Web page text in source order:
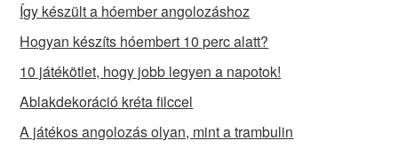
Így készült a hóember angolozáshoz
Hogyan készíts hóembert 10 perc alatt?
10 játékötlet, hogy jobb legyen a napotok!
Ablakdekoráció kréta filccel
A játékos angolozás olyan, mint a trambulin